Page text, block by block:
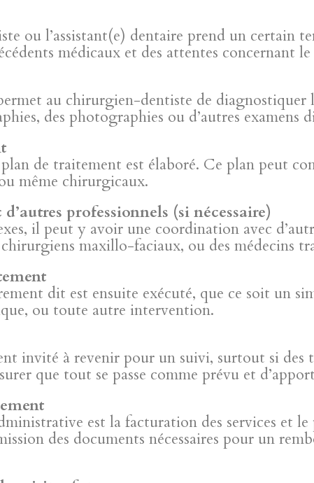
ou l’assistant(e) dentaire prend un certain
médicaux et des attentes concernant
au chirurgien-dentiste de diagnostiquer
des photographies ou d’autres examens
de traitement est élaboré. Ce plan peut
même chirurgicaux.
professionnels (si nécessaire)
il peut y avoir une coordination avec
maxillo-faciaux, ou des médecins
dit est ensuite exécuté, que ce soit un
ou toute autre intervention.
invité à revenir pour un suivi, surtout si des
que tout se passe comme prévu et
est la facturation des services et
des documents nécessaires pour un